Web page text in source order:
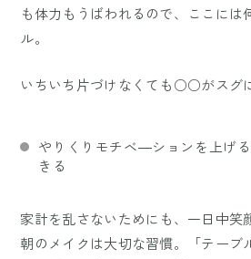
も体力もうばわれるので、ここには
ル。
いちいち片づけなくても○○がスグ
やりくりモチベ―ションを上げ
きる
家計を乱さないためにも、一日中笑
朝のメイクは大切な習慣。「テーブ